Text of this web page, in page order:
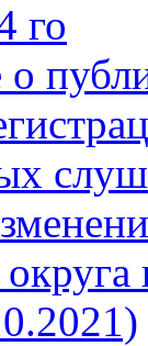
го